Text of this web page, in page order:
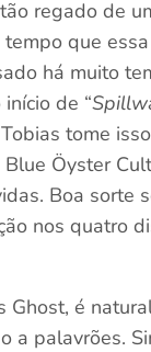
tão regado de
que
há muito
de “
tome
Öyster
Boa sorte
nos quatro
Ghost, é
a palavrões.